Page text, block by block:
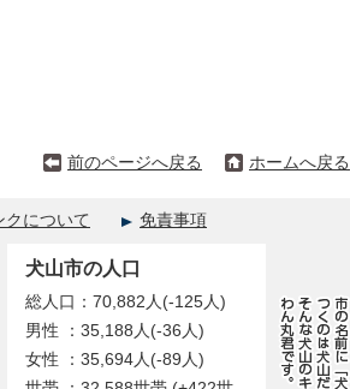
前のページへ戻る ホームへ戻る
クについて 免責事項
犬山市の人口
総人口：70,882人(-125人)
男性 ：35,188人(-36人)
女性 ：35,694人(-89人)